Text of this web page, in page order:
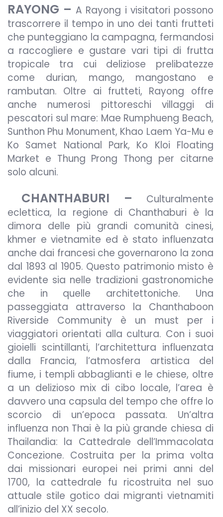
RAYONG –A Rayong i visitatori possono
trascorrere il tempo in uno dei tanti frutteti
che punteggiano la campagna, fermandosi
a raccogliere e gustare vari tipi di frutta
tropicale tra cui deliziose prelibatezze
come durian, mango, mangostano e
rambutan. Oltre ai frutteti, Rayong offre
anche numerosi pittoreschi villaggi di
pescatori sul mare: Mae Rumphueng Beach,
Sunthon Phu Monument, Khao Laem Ya-Mu e
Ko Samet National Park, Ko Kloi Floating
Market e Thung Prong Thong per citarne
solo alcuni.
CHANTHABURI –
Culturalmente
eclettica, la regione di Chanthaburi è la
dimora delle più grandi comunità cinesi,
khmer e vietnamite ed è stato influenzata
anche dai francesi che governarono la zona
dal 1893 al 1905. Questo patrimonio misto è
evidente sia nelle tradizioni gastronomiche
che in quelle architettoniche. Una
passeggiata attraverso la Chanthaboon
Riverside Community è un must per i
viaggiatori orientati alla cultura. Con i suoi
gioielli scintillanti, l’architettura influenzata
dalla Francia, l’atmosfera artistica del
fiume, i templi abbaglianti e le chiese, oltre
a un delizioso mix di cibo locale, l’area è
davvero una capsula del tempo che offre lo
scorcio di un’epoca passata. Un’altra
influenza non Thai è la più grande chiesa di
Thailandia: la Cattedrale dell’Immacolata
Concezione. Costruita per la prima volta
dai missionari europei nei primi anni del
1700, la cattedrale fu ricostruita nel suo
attuale stile gotico dai migranti vietnamiti
all’inizio del XX secolo.